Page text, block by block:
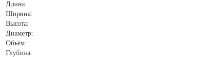
Длина:
Ширина:
Высота:
Диаметр:
Объём:
Глубина: